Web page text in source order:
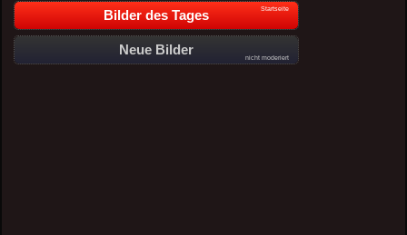
Bilder des Tages Startseite
Neue Bilder
nicht moderiert